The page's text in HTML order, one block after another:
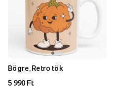
Bögre, Retro tök
5 990 Ft